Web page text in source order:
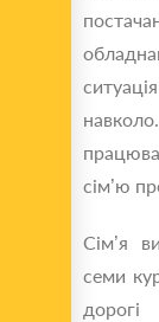
сім’ю
Сім’я
семи
дорогі